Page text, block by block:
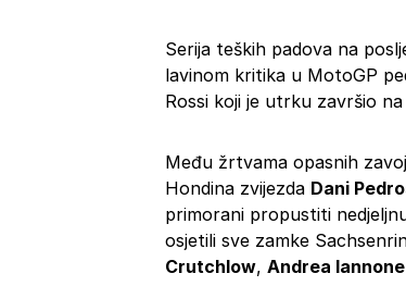
Serija teških padova na
lavinom kritika u MotoGP
Rossi koji je utrku završio
Među žrtvama opasnih
Hondina zvijezda Dani
primorani propustiti
osjetili sve zamke
Crutchlow, Andrea Iannone